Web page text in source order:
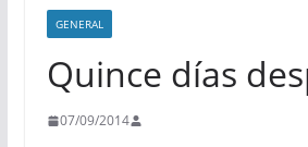
GENERAL
Quince días
07/09/2014